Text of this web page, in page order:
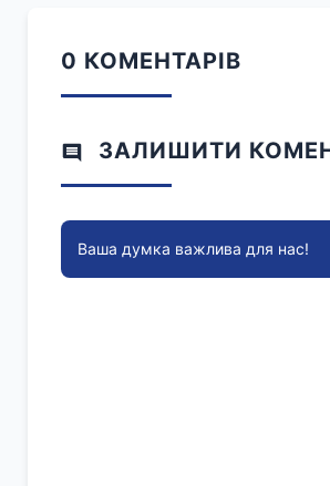
0 КОМЕНТАРІВ
ЗАЛИШИТИ
Ваша думка важлива для нас!